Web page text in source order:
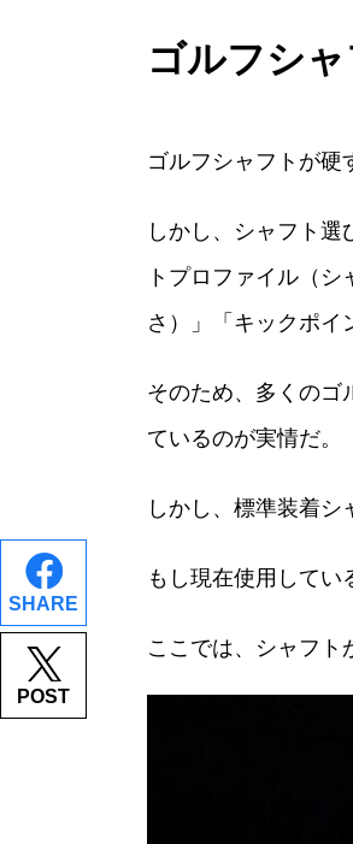
SHARE
POST
ゴルフシ
ゴルフシャフトが硬
しかし、シャフト
トプロファイル（
さ）」「キックポイ
そのため、多くのゴ
ているのが実情だ。
しかし、標準装着シ
もし現在使用してい
ここでは、シャフト